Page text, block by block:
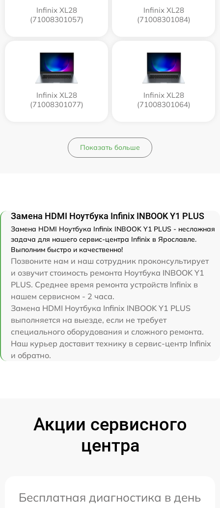
Infinix XL28
(71008301057)
Infinix XL28
(71008301084)
Infinix XL28
(71008301077)
Infinix XL28
(71008301064)
Показать больше
Замена HDMI Ноутбука Infinix INBOOK Y1 PLUS
Замена HDMI Ноутбука Infinix INBOOK Y1 PLUS - несложная
задача для нашего сервис-центра Infinix в Ярославле.
Выполним быстро и качественно!
Позвоните нам и наш сотрудник проконсультирует
и озвучит стоимость ремонта Ноутбука INBOOK Y1
PLUS. Среднее время ремонта устройств Infinix в
нашем сервисном - 2 часа.
Замена HDMI Ноутбука Infinix INBOOK Y1 PLUS
выполняется на выезде, если не требует
специального оборудования и сложного ремонта.
Наш курьер доставит технику в сервис-центр Infinix
и обратно.
Акции сервисного
центра
Бесплатная диагностика в день